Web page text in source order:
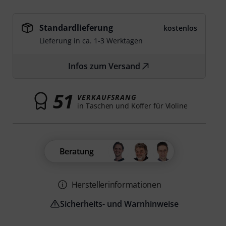
Standardlieferung
kostenlos
Lieferung in ca. 1-3 Werktagen
Infos zum Versand
51 VERKAUFSRANG
in Taschen und Koffer für Violine
Beratung
Herstellerinformationen
Sicherheits- und Warnhinweise